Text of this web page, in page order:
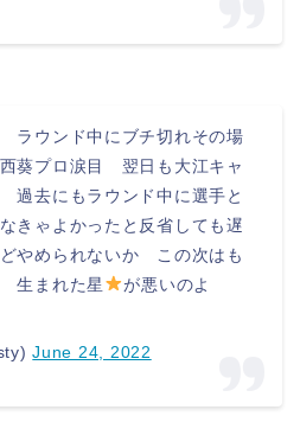
ラウンド中にブチ切れその場
葵プロ涙目 翌日も大江キャ
過去にもラウンド中に選手と
きゃよかったと反省しても遅
やめられないか この次はも
生まれた星
が悪いのよ
June 24, 2022